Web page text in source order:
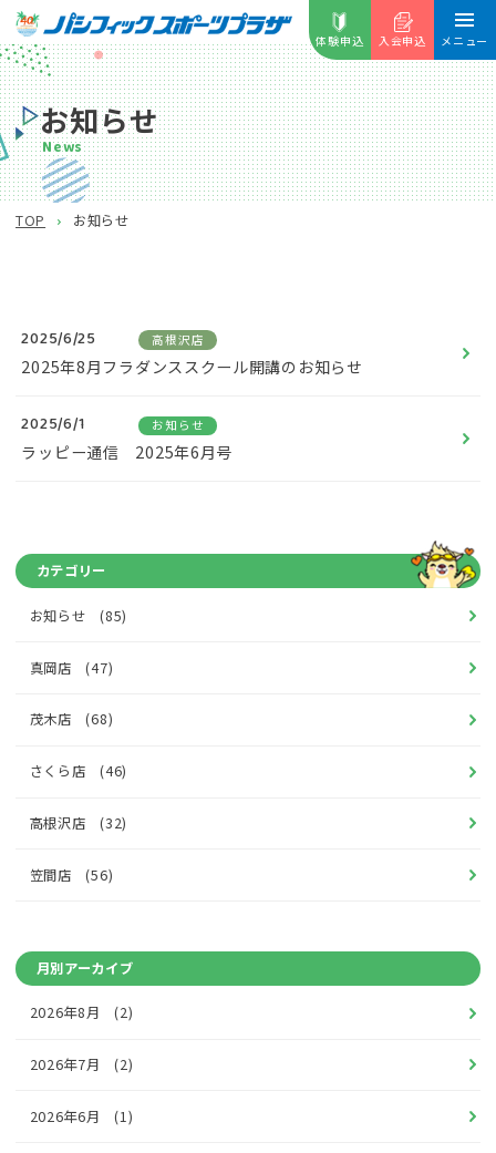
体験申込 入会申込 メニュー
お知らせ
News
TOP お知らせ
2025/6/25 高根沢店
2025年8月フラダンススクール開講のお知らせ
2025/6/1 お知らせ
ラッピー通信 2025年6月号
カテゴリー
お知らせ (85)
真岡店 (47)
茂木店 (68)
さくら店 (46)
高根沢店 (32)
笠間店 (56)
月別アーカイブ
2026年8月 (2)
2026年7月 (2)
2026年6月 (1)